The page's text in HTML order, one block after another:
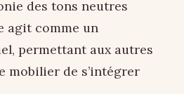
des tons neutres
agit comme un
permettant aux autres
mobilier de s’intégrer